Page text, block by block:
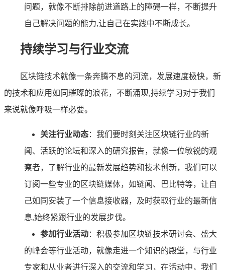
问题，就像不断排除前进道路上的障碍一样，不断提升
自己解决问题的能力,让自己在实践中不断成长。
持续学习与行业交流
区块链技术就像一条奔腾不息的河流，发展速度极快，新
的技术和应用如同璀璨的浪花，不断涌现,持续学习对于我们
来说就像呼吸一样必要。
关注行业动态：我们要时刻关注区块链行业的新
闻、活跃的论坛和深入的研究报告，就像一位敏锐的观
察者，了解行业的最新发展趋势和技术创新，我们可以
订阅一些专业的区块链媒体，如链闻、巴比特等，让自
己如同安装了一个信息接收器，及时获取行业的最新信
息,始终紧跟行业的发展步伐。
参加行业活动：积极参加区块链技术研讨会、盛大
的峰会等行业活动，就像走进一个知识的殿堂，与行业
专家和从业者进行深入的交流和学习，在活动中，我们